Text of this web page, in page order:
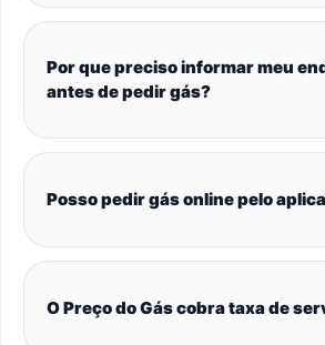
Por que preciso informar meu
antes de pedir gás?
Posso pedir gás online pelo
O Preço do Gás cobra taxa de